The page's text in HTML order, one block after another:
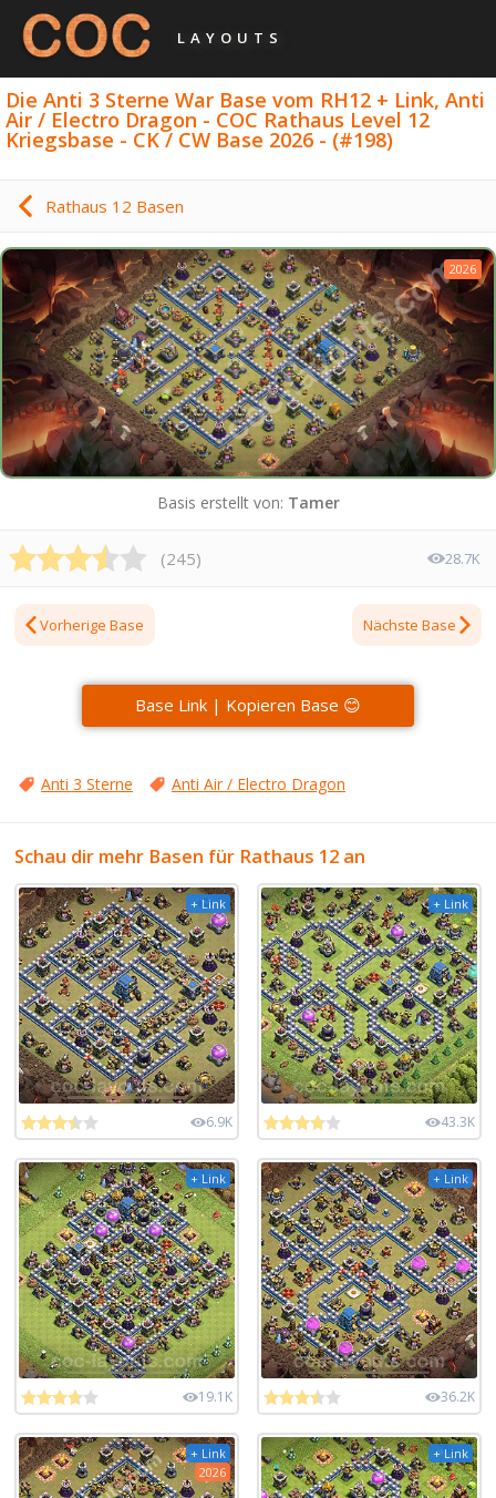
LAYOUTS
Die Anti 3 Sterne War Base vom RH12 + Link, Anti
Air / Electro Dragon - COC Rathaus Level 12
Kriegsbase - CK / CW Base 2026 - (#198)
Rathaus 12 Basen
2026
Basis erstellt von: Tamer
(245) 28.7K
Vorherige Base Nächste Base
Base Link | Kopieren Base 😊
Anti 3 Sterne Anti Air / Electro Dragon
Schau dir mehr Basen für Rathaus 12 an
+ Link
6.9K
+ Link
43.3K
+ Link
19.1K
+ Link
36.2K
+ Link
2026
+ Link